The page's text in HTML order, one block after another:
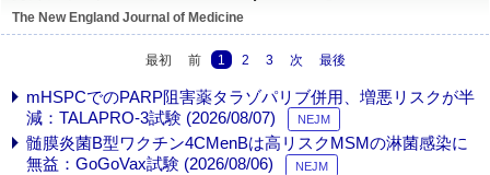
The New England Journal of Medicine
最初 前 1 2 3 次 最後
mHSPCでのPARP阻害薬タラゾパリブ併用、増悪リスクが半
減：TALAPRO-3試験 (2026/08/07)
NEJM
髄膜炎菌B型ワクチン4CMenBは高リスクMSMの淋菌感染に
無益：GoGoVax試験 (2026/08/06)
NEJM